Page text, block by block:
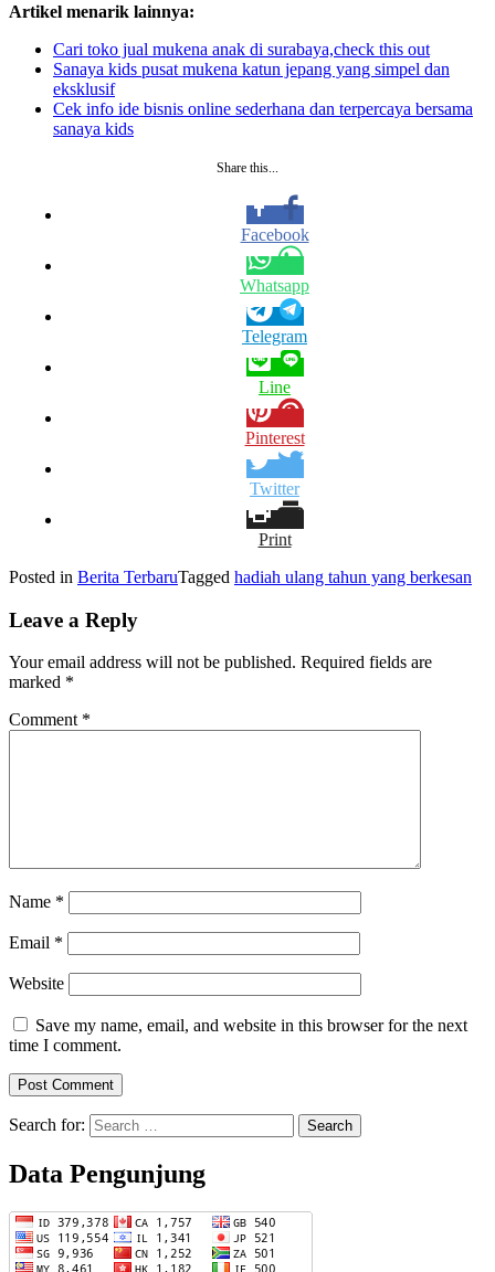
Artikel menarik lainnya:
Cari toko jual mukena anak di surabaya,check this out
Sanaya kids pusat mukena katun jepang yang simpel dan
eksklusif
Cek info ide bisnis online sederhana dan terpercaya bersama
sanaya kids
Share this...
Facebook
Whatsapp
Telegram
Line
Pinterest
Twitter
Print
Posted in Berita TerbaruTagged hadiah ulang tahun yang berkesan
Leave a Reply
Your email address will not be published. Required fields are
marked *
Comment *
Name *
Email *
Website
Save my name, email, and website in this browser for the next
time I comment.
Search for:
Data Pengunjung